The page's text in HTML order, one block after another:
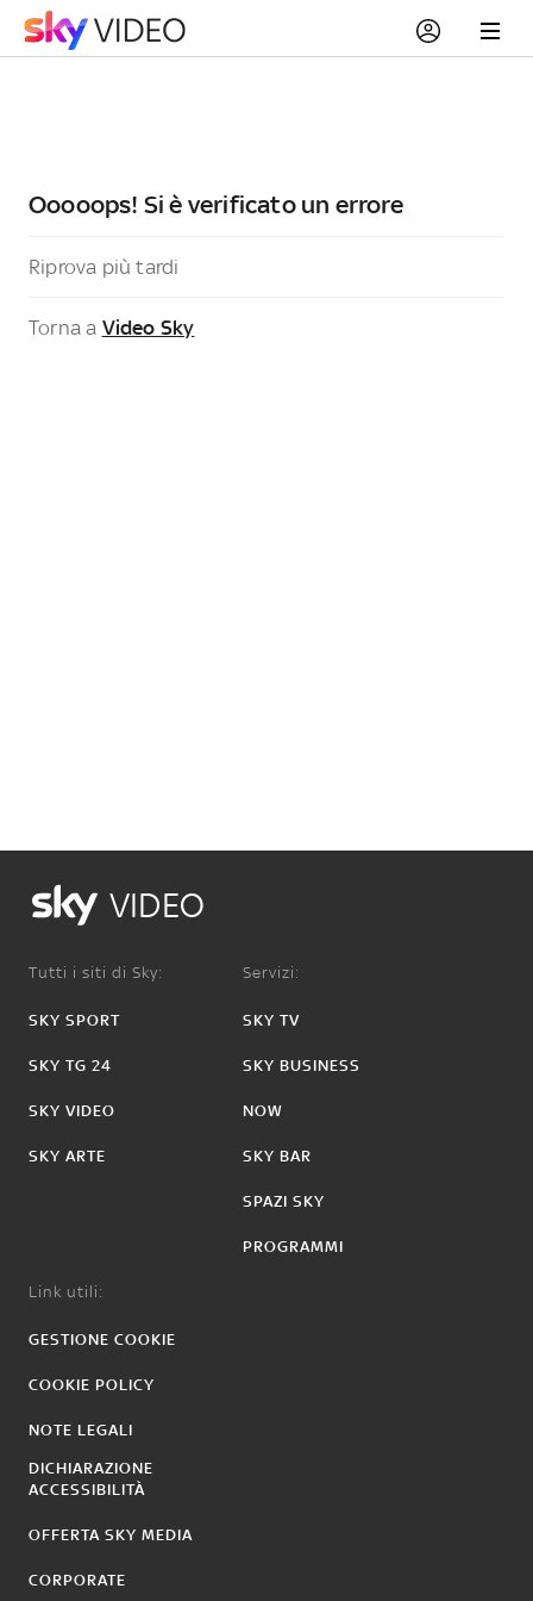
Ooooops! Si è verificato un errore
Riprova più tardi
Torna a Video Sky
VIDEO
Tutti i siti di Sky:
SKY SPORT
SKY TG 24
SKY VIDEO
SKY ARTE
Servizi:
SKY TV
SKY BUSINESS
NOW
SKY BAR
SPAZI SKY
PROGRAMMI
Link utili:
GESTIONE COOKIE
COOKIE POLICY
NOTE LEGALI
DICHIARAZIONE
ACCESSIBILITÀ
OFFERTA SKY MEDIA
CORPORATE